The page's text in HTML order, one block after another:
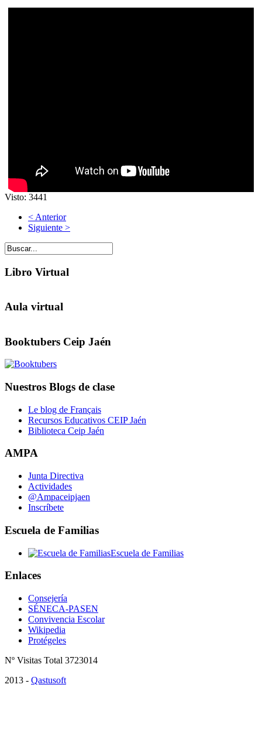
Visto: 3441
< Anterior
Siguiente >
Libro Virtual
Aula virtual
Booktubers Ceip Jaén
Nuestros Blogs de clase
Le blog de Français
Recursos Educativos CEIP Jaén
Biblioteca Ceip Jaén
AMPA
Junta Directiva
Actividades
@Ampaceipjaen
Inscríbete
Escuela de Familias
Escuela de Familias
Enlaces
Consejería
SÉNECA-PASEN
Convivencia Escolar
Wikipedia
Protégeles
Nº Visitas Total 3723014
2013 - Qastusoft